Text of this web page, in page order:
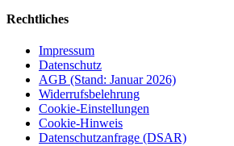
Rechtliches
Impressum
Datenschutz
AGB (Stand: Januar 2026)
Widerrufsbelehrung
Cookie-Einstellungen
Cookie-Hinweis
Datenschutzanfrage (DSAR)